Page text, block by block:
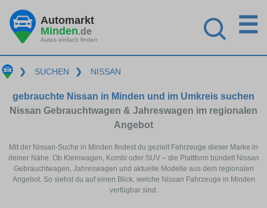
Automarkt
Minden.de
Autos einfach finden
☰
❯ SUCHEN ❯ NISSAN
gebrauchte Nissan in Minden und im Umkreis suchen
Nissan Gebrauchtwagen & Jahreswagen im regionalen
Angebot
Mit der Nissan-Suche in Minden findest du gezielt Fahrzeuge dieser Marke in
deiner Nähe. Ob Kleinwagen, Kombi oder SUV – die Plattform bündelt Nissan
Gebrauchtwagen, Jahreswagen und aktuelle Modelle aus dem regionalen
Angebot. So siehst du auf einen Blick, welche Nissan Fahrzeuge in Minden
verfügbar sind.